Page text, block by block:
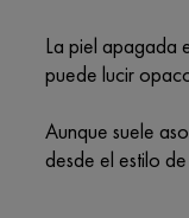
La piel apagada
puede lucir
Aunque suele
desde el estilo